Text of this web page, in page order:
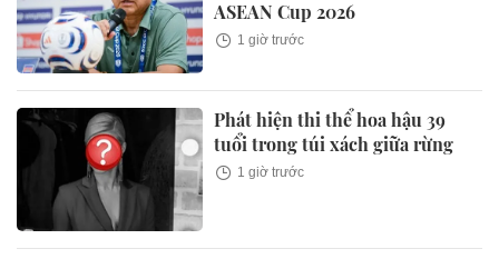
ASEAN Cup 2026
1 giờ trước
Phát hiện thi thể hoa hậu 39
tuổi trong túi xách giữa rừng
1 giờ trước